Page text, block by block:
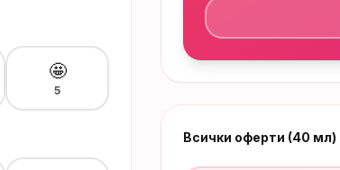
Всички оферти (40 мл)
🤩
5